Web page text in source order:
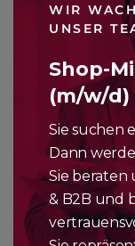
BESCHREIBUNG
Das Weingut
Sandgrube, trägt
Boden rund un
zurückreichenden
aus mächtigem
alten Tradition,
WIR
UNSER
Shop-
(m/w/d)
Sie suchen
Dann
Sie beraten
& B2B und